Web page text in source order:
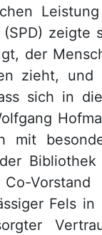
zeigte
der
zieht, und
sich in
mit
Bibliothek
Vorstand
Fels in